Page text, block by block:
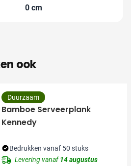
0 cm
ook
Duurzaam
Bamboe Serveerplank
Kennedy
Bedrukken vanaf 50 stuks
Levering vanaf14 augustus